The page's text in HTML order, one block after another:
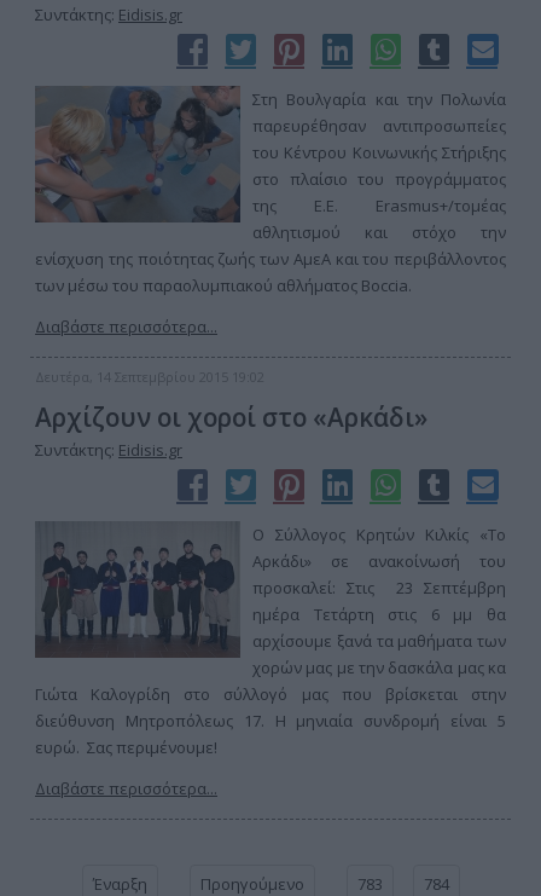
Συντάκτης: Eidisis.gr
Στη Βουλγαρία και την Πολωνία
παρευρέθησαν αντιπροσωπείες
του Κέντρου Κοινωνικής Στήριξης
στο πλαίσιο του προγράμματος
της Ε.Ε. Erasmus+/τομέας
αθλητισμού και στόχο την
ενίσχυση της ποιότητας ζωής των ΑμεΑ και του περιβάλλοντος
των μέσω του παραολυμπιακού αθλήματος Boccia.
Διαβάστε περισσότερα...
Δευτέρα, 14 Σεπτεμβρίου 2015 19:02
Αρχίζουν οι χοροί στο «Αρκάδι»
Συντάκτης: Eidisis.gr
Ο Σύλλογος Κρητών Κιλκίς «Το
Αρκάδι» σε ανακοίνωσή του
προσκαλεί: Στις 23 Σεπτέμβρη
ημέρα Τετάρτη στις 6 μμ θα
αρχίσουμε ξανά τα μαθήματα των
χορών μας με την δασκάλα μας κα
Γιώτα Καλογρίδη στο σύλλογό μας που βρίσκεται στην
διεύθυνση Μητροπόλεως 17. Η μηνιαία συνδρομή είναι 5
ευρώ. Σας περιμένουμε!
Διαβάστε περισσότερα...
Έναρξη Προηγούμενο 783
784